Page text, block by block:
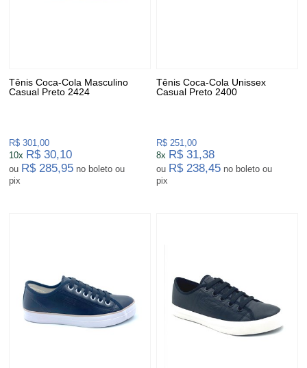
Tênis Coca-Cola Masculino
Casual Preto 2424
R$ 301,00
10x R$ 30,10
ou R$ 285,95 no boleto ou
pix
Tênis Coca-Cola Unissex
Casual Preto 2400
R$ 251,00
8x R$ 31,38
ou R$ 238,45 no boleto ou
pix